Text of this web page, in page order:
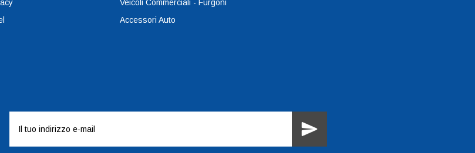
Veicoli Commerciali - Furgoni
Accessori Auto
mail